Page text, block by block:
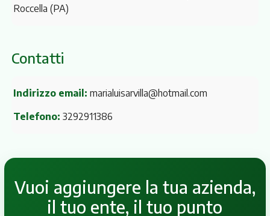
Roccella (PA)
Contatti
Indirizzo email: marialuisarvilla@hotmail.com
Telefono: 3292911386
Vuoi aggiungere la tua azienda,
il tuo ente, il tuo punto